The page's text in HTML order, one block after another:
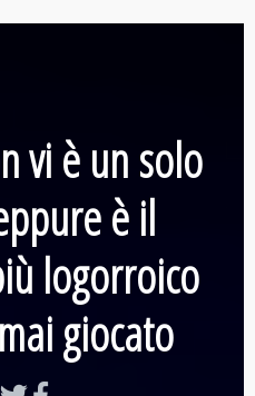
vi è un solo
è il
logorroico
giocato